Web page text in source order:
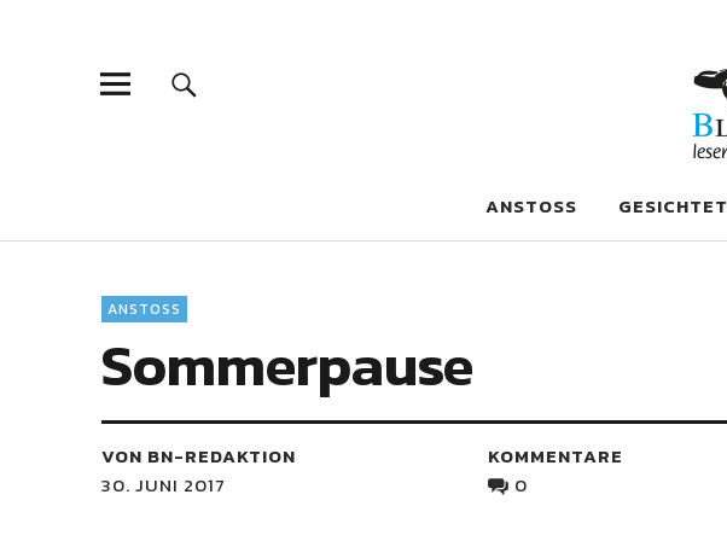
Blaue Narzisse
ANSTOSS GESICHTET
ANSTOSS
Sommerpause
VON BN-REDAKTION
30. JUNI 2017
KOMMENTARE
0